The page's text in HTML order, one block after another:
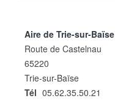
Aire de Trie-sur-Baïse
Route de Castelnau
65220
Trie-sur-Baïse
Tél 05.62.35.50.21